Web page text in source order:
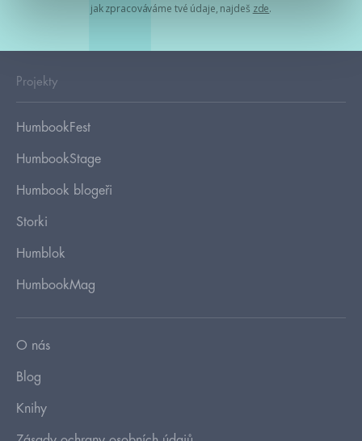
jak zpracováváme tvé údaje, najdeš zde.
Projekty
HumbookFest
HumbookStage
Humbook blogeři
Storki
Humblok
HumbookMag
O nás
Blog
Knihy